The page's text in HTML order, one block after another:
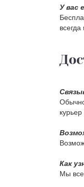
У вас
Как
Мы